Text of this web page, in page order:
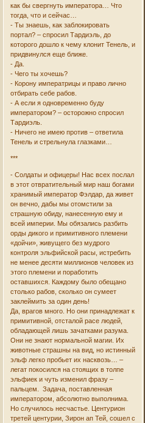
как бы свергнуть императора… Что
тогда, что и сейчас…
- Ты знаешь, как заблокировать
портал? – спросил Тардиэль, до
которого дошло к чему клонит Тенель, и
придвинулся еще ближе.
- Да.
- Чего ты хочешь?
- Корону императрицы и право лично
отбирать себе рабов.
- А если я одновременно буду
императором? – осторожно спросил
Тардиэль.
- Ничего не имею против – ответила
Тенель и стрельнула глазками…
***
- Солдаты и офицеры! Нас всех послал
в этот отвратительный мир наш богами
хранимый император Фэлдар, да живет
он вечно, дабы мы отомстили за
страшную обиду, нанесенную ему и
всей империи. Мы обязались разбить
орды дикого и примитивного племени
«дойчи», живущего без мудрого
контроля эльфийской расы, истребить
не менее десяти миллионов человек из
этого племени и поработить
оставшихся. Каждому было обещано
столько рабов, сколько он сумеет
заклеймить за один день!
Да, врагов много. Но они принадлежат к
примитивной, отсталой расе людей,
обладающей лишь зачатками разума.
Они не знают нормальной магии. Их
животные страшны на вид, но истинный
эльф легко пробьет их насквозь… –
легат покосился на стоящих в толпе
эльфиек и чуть изменил фразу –
пальцем. Задача, поставленная
императором, абсолютно выполнима.
Но случилось несчастье. Центурион
третей центурии, Зирон ап Тей, сошел с